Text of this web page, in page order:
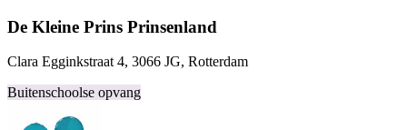
De Kleine Prins Prinsenland
Clara Egginkstraat 4, 3066 JG, Rotterdam
Buitenschoolse opvang